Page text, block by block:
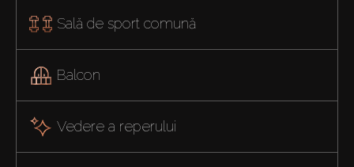
Sală de sport comună
Balcon
Vedere a reperului